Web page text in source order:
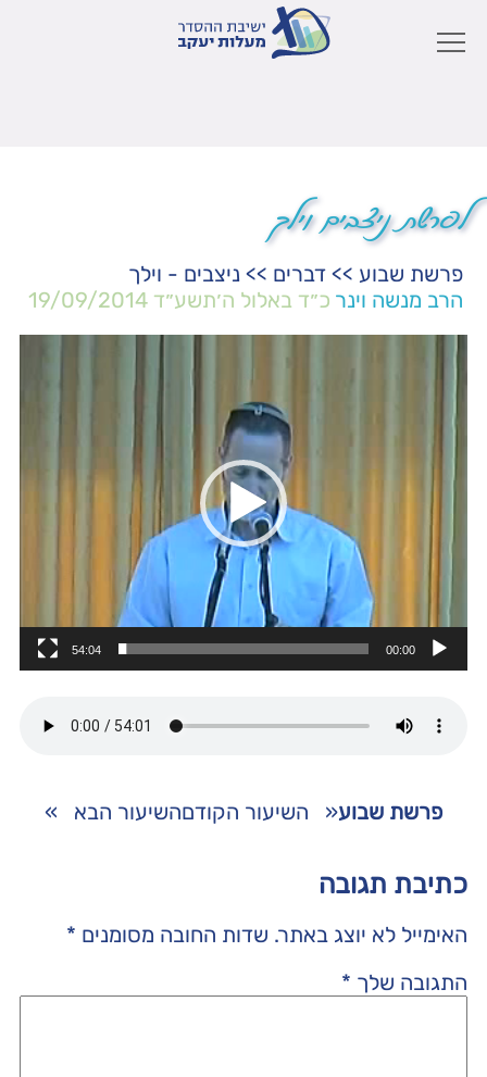
לפרשת ניצבים וילך
פרשת שבוע >> דברים >> ניצבים - וילך
הרב מנשה וינר כ״ד באלול ה׳תשע״ד 19/09/2014
נגן
00:00
54:04
פרשת שבוע« השיעור הקודםהשיעור הבא »
כתיבת תגובה
האימייל לא יוצג באתר. שדות החובה מסומנים *
התגובה שלך *